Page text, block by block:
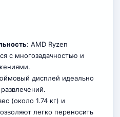
: AMD Ryzen
с многозадачностью и
дисплей идеально
(около 1.74 кг) и
легко переносить